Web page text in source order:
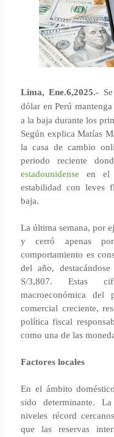
Lima, Ene.6,2025.-
dólar en Perú
a la baja durante los
Según explica Matías
la casa de cambio
periodo reciente
estadounidense en el
estabilidad con leves
baja.
La última semana, por
y cerró apenas
comportamiento es
del año,
S/3,807. Estas
macroeconómica del
comercial creciente,
política fiscal
como una de las
Factores locales
En el ámbito
sido determinante.
niveles récord
que las reservas